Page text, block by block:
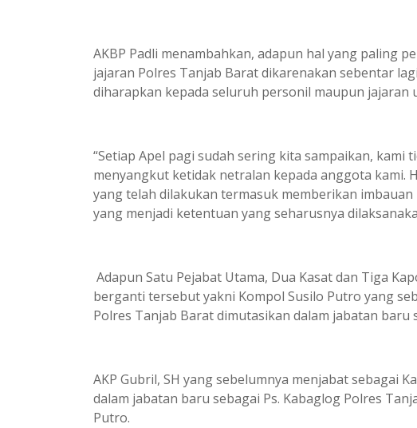
AKBP Padli menambahkan, adapun hal yang paling
jajaran Polres Tanjab Barat dikarenakan sebentar
diharapkan kepada seluruh personil maupun jajaran
“Setiap Apel pagi sudah sering kita sampaikan, kami
menyangkut ketidak netralan kepada anggota kami.
yang telah dilakukan termasuk memberikan
yang menjadi ketentuan yang seharusnya
Adapun Satu Pejabat Utama, Dua Kasat dan Tiga
berganti tersebut yakni Kompol Susilo Putro yang
Polres Tanjab Barat dimutasikan dalam jabatan baru
AKP Gubril, SH yang sebelumnya menjabat sebagai
dalam jabatan baru sebagai Ps. Kabaglog Polres
Putro.